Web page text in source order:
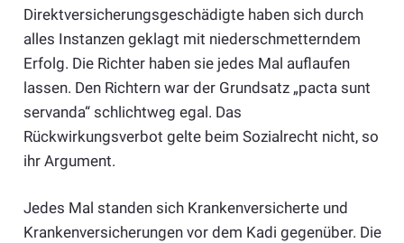
Direktversicherungsgeschädigte haben sich durch
alles Instanzen geklagt mit niederschmetterndem
Erfolg. Die Richter haben sie jedes Mal auflaufen
lassen. Den Richtern war der Grundsatz „pacta sunt
servanda“ schlichtweg egal. Das
Rückwirkungsverbot gelte beim Sozialrecht nicht, so
ihr Argument.
Jedes Mal standen sich Krankenversicherte und
Krankenversicherungen vor dem Kadi gegenüber. Die